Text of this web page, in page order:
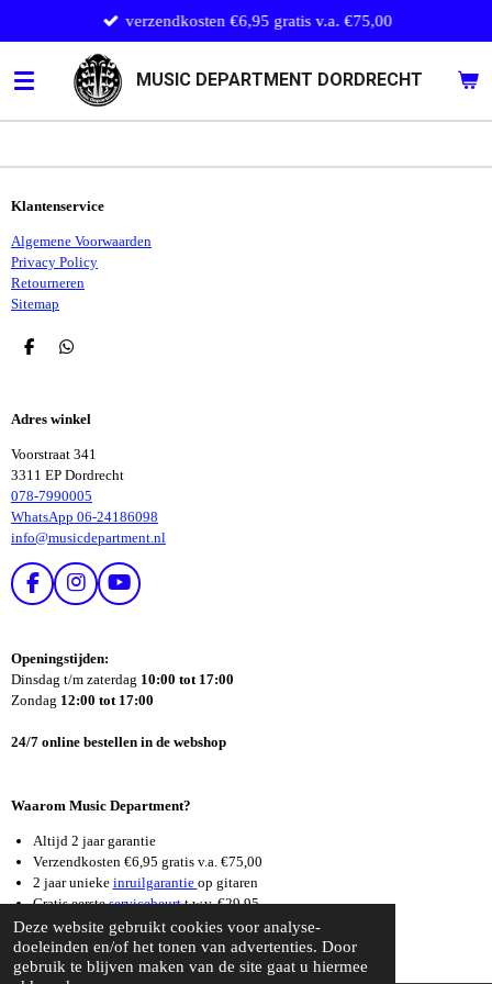
Deze website gebruikt cookies voor analyse-
doeleinden en/of het tonen van advertenties. Door
gebruik te blijven maken van de site gaat u hiermee
direct
naar
de
hoofdinhoud
MUSIC DEPARTMENT DORDRECHT
verzendkosten €6,95 gratis v.a. €75,00
Klantenservice
Algemene Voorwaarden
Privacy Policy
Retourneren
Sitemap
D
N
D
N
Adres winkel
Voorstraat 341
3311 EP Dordrecht
078-7990005
WhatsApp 06-24186098
info@musicdepartment.nl
F
B
O
I
T
A
R
M
Y
U
E
Openingstijden:
Dinsdag t/m zaterdag 10:00 tot 17:00
Zondag 12:00 tot 17:00
24/7 online bestellen in de webshop
Waarom Music Department?
Altijd 2 jaar garantie
Verzendkosten €6,95 gratis v.a. €75,00
2 jaar unieke inruilgarantie op gitaren
Gratis eersteservicebeurtt.w.v. €29,95
Supersnelle reparatieservice
© 2026 Music Department Dordrecht